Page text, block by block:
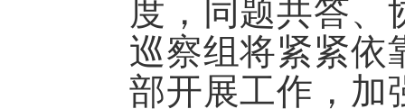
度，同题共答、
巡察组将紧紧依
部开展工作，加